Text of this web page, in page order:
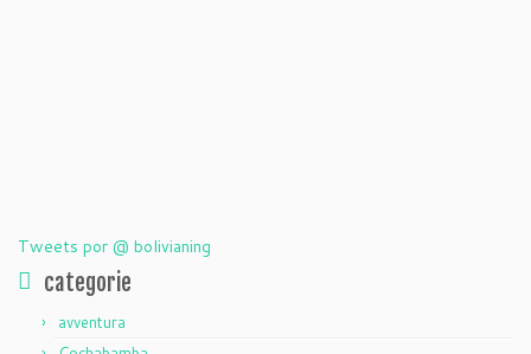
Tweets por @ bolivianing
categorie
avventura